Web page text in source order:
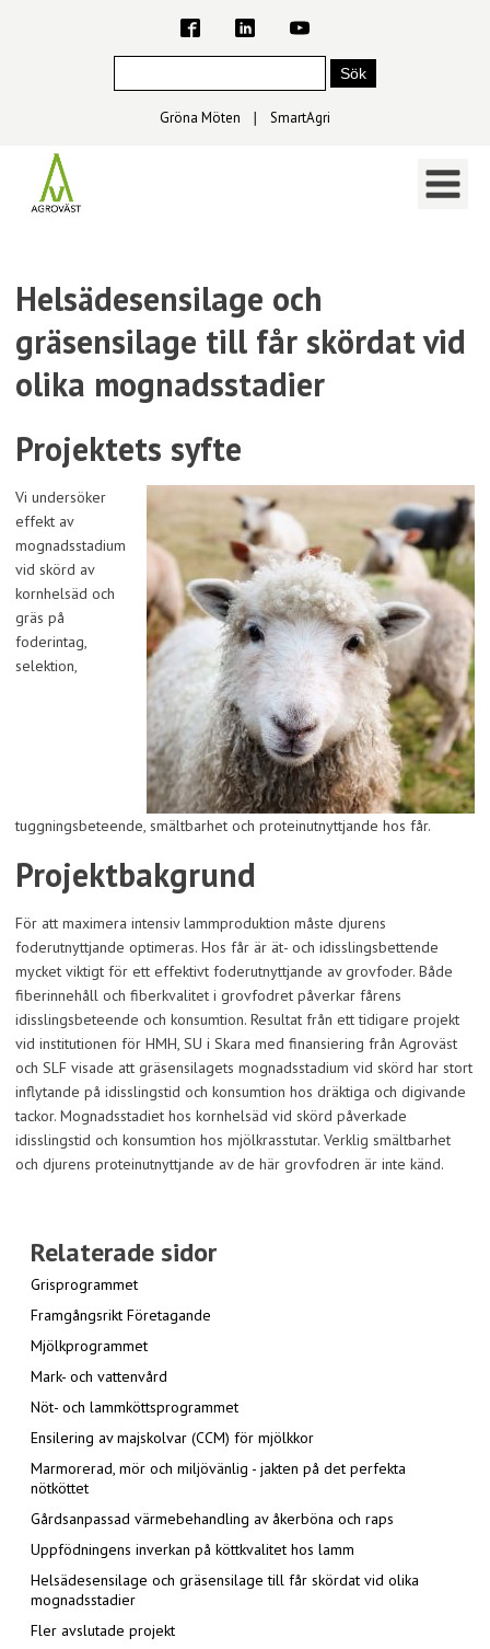
Gröna Möten ∣ SmartAgri
Helsädesensilage och
gräsensilage till får skördat vid
olika mognadsstadier
Projektets syfte
Vi undersöker
effekt av
mognadsstadium
vid skörd av
kornhelsäd och
gräs på
foderintag,
selektion,
tuggningsbeteende, smältbarhet och proteinutnyttjande hos får.
Projektbakgrund
För att maximera intensiv lammproduktion måste djurens
foderutnyttjande optimeras. Hos får är ät- och idisslingsbettende
mycket viktigt för ett effektivt foderutnyttjande av grovfoder. Både
fiberinnehåll och fiberkvalitet i grovfodret påverkar fårens
idisslingsbeteende och konsumtion. Resultat från ett tidigare projekt
vid institutionen för HMH, SU i Skara med finansiering från Agroväst
och SLF visade att gräsensilagets mognadsstadium vid skörd har stort
inflytande på idisslingstid och konsumtion hos dräktiga och digivande
tackor. Mognadsstadiet hos kornhelsäd vid skörd påverkade
idisslingstid och konsumtion hos mjölkrasstutar. Verklig smältbarhet
och djurens proteinutnyttjande av de här grovfodren är inte känd.
Relaterade sidor
Grisprogrammet
Framgångsrikt Företagande
Mjölkprogrammet
Mark- och vattenvård
Nöt- och lammköttsprogrammet
Ensilering av majskolvar (CCM) för mjölkkor
Marmorerad, mör och miljövänlig - jakten på det perfekta
nötköttet
Gårdsanpassad värmebehandling av åkerböna och raps
Uppfödningens inverkan på köttkvalitet hos lamm
Helsädesensilage och gräsensilage till får skördat vid olika
mognadsstadier
Fler avslutade projekt